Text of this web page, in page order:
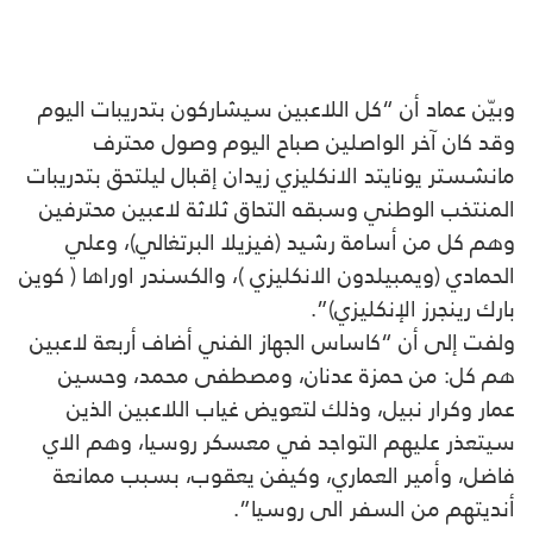
وبيّن عماد أن “كل اللاعبين سيشاركون بتدريبات اليوم
وقد كان آخر الواصلين صباح اليوم وصول محترف
مانشستر يونايتد الانكليزي زيدان إقبال ليلتحق بتدريبات
المنتخب الوطني وسبقه التحاق ثلاثة لاعبين محترفين
وهم كل من أسامة رشيد (فيزيلا البرتغالي)، وعلي
الحمادي (ويمبيلدون الانكليزي )، والكسندر اوراها ( كوين
بارك رينجرز الإنكليزي)”.
ولفت إلى أن “كاساس الجهاز الفني أضاف أربعة لاعبين
هم كل: من حمزة عدنان، ومصطفى محمد، وحسين
عمار وكرار نبيل، وذلك لتعويض غياب اللاعبين الذين
سيتعذر عليهم التواجد في معسكر روسيا، وهم الاي
فاضل، وأمير العماري، وكيفن يعقوب، بسبب ممانعة
أنديتهم من السفر الى روسيا”.